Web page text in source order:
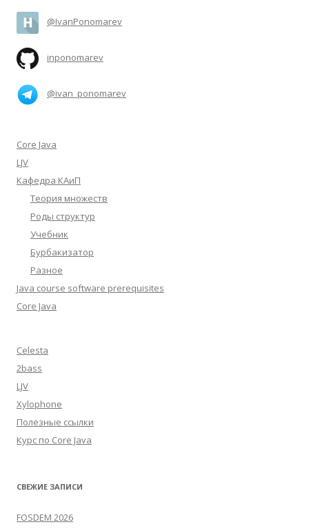
@IvanPonomarev
inponomarev
@ivan_ponomarev
Core Java
LJV
Кафедра КАиП
Теория множеств
Роды структур
Учебник
Бурбакизатор
Разное
Java course software prerequisites
Core Java
Celesta
2bass
LJV
Xylophone
Полезные ссылки
Курс по Core Java
СВЕЖИЕ ЗАПИСИ
FOSDEM 2026